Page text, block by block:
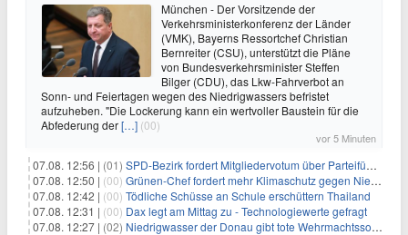
München - Der Vorsitzende der
Verkehrsministerkonferenz der Länder
(VMK), Bayerns Ressortchef Christian
Bernreiter (CSU), unterstützt die Pläne
von Bundesverkehrsminister Steffen
Bilger (CDU), das Lkw-Fahrverbot an
Sonn- und Feiertagen wegen des Niedrigwassers befristet
aufzuheben. "Die Lockerung kann ein wertvoller Baustein für die
Abfederung der[…] (00)
vor 5 Minuten
07.08. 12:56 | (01) SPD-Bezirk fordert Mitgliedervotum über Parteiführung
07.08. 12:50 | (00) Grünen-Chef fordert mehr Klimaschutz gegen Niedrigwasser
07.08. 12:42 | (00) Tödliche Schüsse an Schule erschüttern Thailand
07.08. 12:31 | (00) Dax legt am Mittag zu - Technologiewerte gefragt
07.08. 12:27 | (02) Niedrigwasser der Donau gibt tote Wehrmachtssoldaten frei